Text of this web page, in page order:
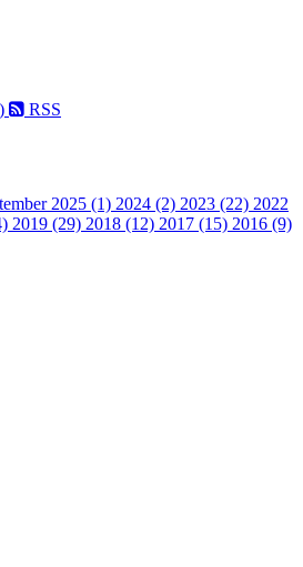
RSS
2025 (1) 2024 (2) 2023 (22) 2022
2019 (29) 2018 (12) 2017 (15) 2016 (9)